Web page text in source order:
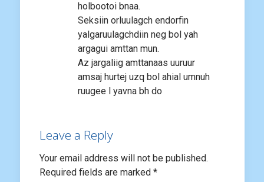
holbootoi bnaa.
Seksiin orluulagch endorfin
yalgaruulagchdiin neg bol yah
argagui amttan mun.
Az jargaliig amttanaas uuruur
amsaj hurtej uzq bol ahial umnuh
ruugee l yavna bh do
Leave a Reply
Your email address will not be published.
Required fields are marked *